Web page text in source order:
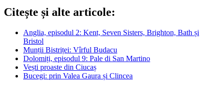
Citește și alte articole:
Anglia, episodul 2: Kent, Seven Sisters, Brighton, Bath și
Bristol
Munții Bistriței: Vîrful Budacu
Dolomiți, episodul 9: Pale di San Martino
Vești proaste din Ciucaș
Bucegi: prin Valea Gaura și Clincea